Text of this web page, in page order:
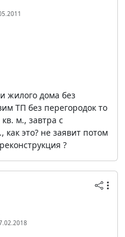
жилого дома без
ТП без перегородок то
м., завтра с
как это? не заявит потом
?